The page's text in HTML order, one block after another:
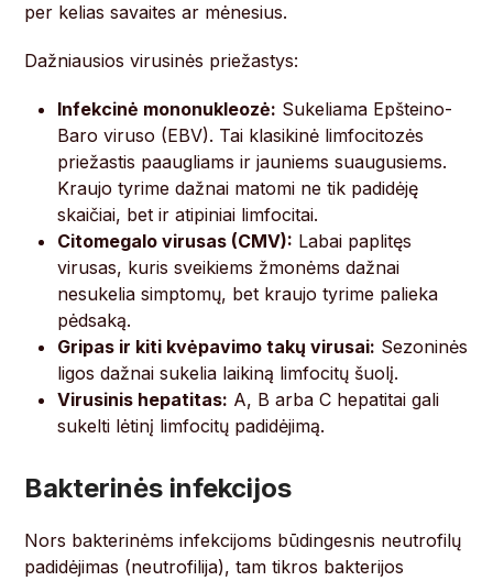
per kelias savaites ar mėnesius.
Dažniausios virusinės priežastys:
Infekcinė mononukleozė: Sukeliama Epšteino-
Baro viruso (EBV). Tai klasikinė limfocitozės
priežastis paaugliams ir jauniems suaugusiems.
Kraujo tyrime dažnai matomi ne tik padidėję
skaičiai, bet ir atipiniai limfocitai.
Citomegalo virusas (CMV): Labai paplitęs
virusas, kuris sveikiems žmonėms dažnai
nesukelia simptomų, bet kraujo tyrime palieka
pėdsaką.
Gripas ir kiti kvėpavimo takų virusai: Sezoninės
ligos dažnai sukelia laikiną limfocitų šuolį.
Virusinis hepatitas: A, B arba C hepatitai gali
sukelti lėtinį limfocitų padidėjimą.
Bakterinės infekcijos
Nors bakterinėms infekcijoms būdingesnis neutrofilų
padidėjimas (neutrofilija), tam tikros bakterijos